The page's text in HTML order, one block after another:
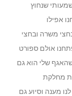
שנחוץ
אפילו
משרה ובחצי
אולם ספורט
שלי הוא גם
מחלקת
מענה וסיוע גם